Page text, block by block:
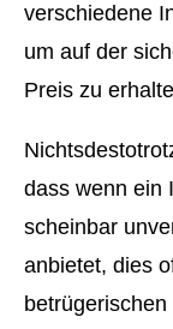
verschiedene
um auf der
Preis zu
dass wenn ein
scheinbar
anbietet, dies